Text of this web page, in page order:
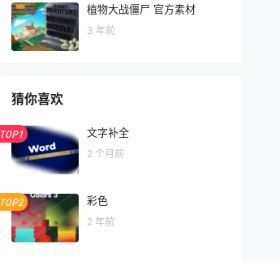
植物大战僵尸 官方素材
3 年前
猜你喜欢
TOP1 文字补全
2 个月前
TOP2 彩色
2 年前